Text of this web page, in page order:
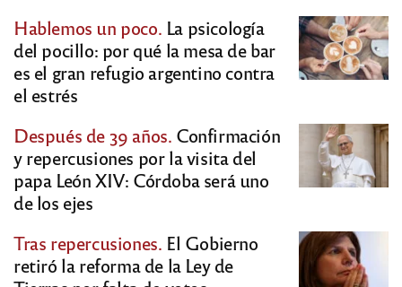
Hablemos un poco. La psicología
del pocillo: por qué la mesa de bar
es el gran refugio argentino contra
el estrés
Después de 39 años. Confirmación
y repercusiones por la visita del
papa León XIV: Córdoba será uno
de los ejes
Tras repercusiones. El Gobierno
retiró la reforma de la Ley de